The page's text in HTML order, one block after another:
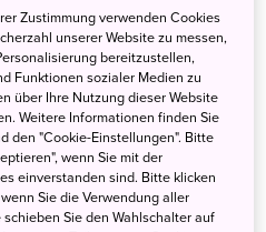
Kajak
Sinne
idyllischen
von Kochis
Zustimmung verwenden Cookies
unserer Website zu messen,
bereitzustellen,
Funktionen sozialer Medien zu
über Ihre Nutzung dieser Website
Weitere Informationen finden Sie
den "Cookie-Einstellungen". Bitte
wenn Sie mit der
einverstanden sind. Bitte klicken
Sie die Verwendung aller
Sie den Wahlschalter auf